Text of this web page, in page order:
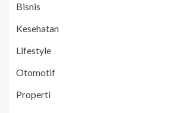
Bisnis
Kesehatan
Lifestyle
Otomotif
Properti